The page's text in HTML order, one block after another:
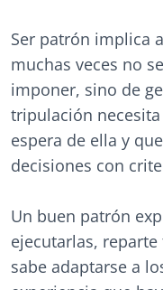
Ser patrón implica
muchas veces no
imponer, sino de
tripulación
espera de ella y
decisiones con
Un buen patrón
ejecutarlas,
sabe adaptarse a